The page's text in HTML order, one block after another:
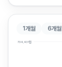
1개월 6개월
734,431원